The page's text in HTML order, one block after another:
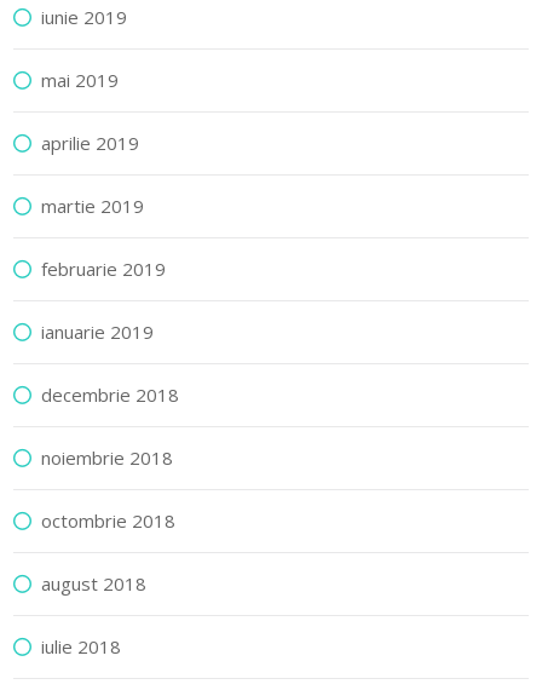
iunie 2019
mai 2019
aprilie 2019
martie 2019
februarie 2019
ianuarie 2019
decembrie 2018
noiembrie 2018
octombrie 2018
august 2018
iulie 2018